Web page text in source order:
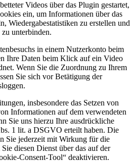
Videos über das Plugin gestartet,
ein, um Informationen über das
Wiedergabestatistiken zu erstellen und
unterbinden.
in einem Nutzerkonto beim
Ihre Daten beim Klick auf ein Video
Wenn Sie die Zuordnung zu Ihrem
Sie sich vor Betätigung der
insbesondere das Setzen von
Informationen auf dem verwendeten
Sie uns hierzu Ihre ausdrückliche
1 lit. a DSGVO erteilt haben. Die
Sie jederzeit mit Wirkung für die
diesen Dienst über das auf der
Consent-Tool“ deaktivieren.